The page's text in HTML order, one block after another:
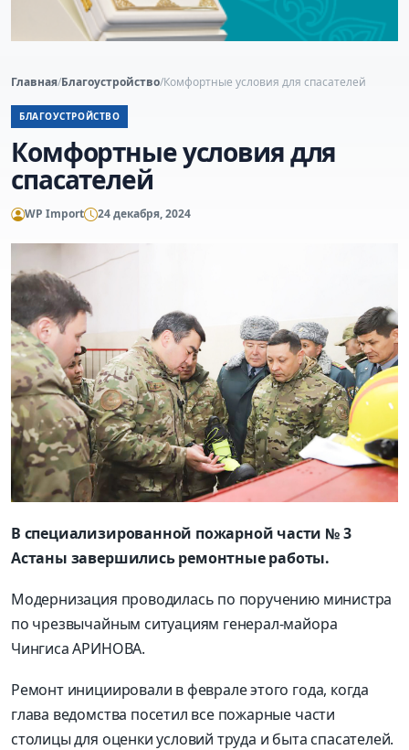
Главная/Благоустройство/Комфортные условия для спасателей
БЛАГОУСТРОЙСТВО
Комфортные условия для
спасателей
WP Import 24 декабря, 2024
В специализированной пожарной части № 3
Астаны завершились ремонтные работы.
Модернизация проводилась по поручению министра
по чрезвычайным ситуациям генерал-майора
Чингиса АРИНОВА.
Ремонт инициировали в феврале этого года, когда
глава ведомства посетил все пожарные части
столицы для оценки условий труда и быта спасателей.